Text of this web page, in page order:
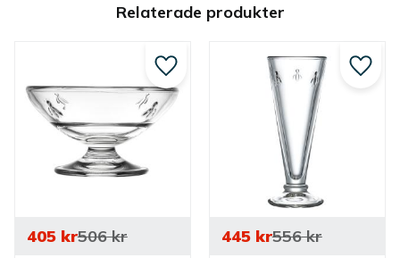
Relaterade produkter
405kr506kr
Lägg till i favoriter
445kr556kr
Lägg